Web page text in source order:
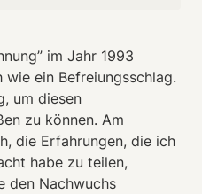
im Jahr 1993
ein Befreiungsschlag.
um diesen
zu können. Am
die Erfahrungen, die ich
habe zu teilen,
den Nachwuchs